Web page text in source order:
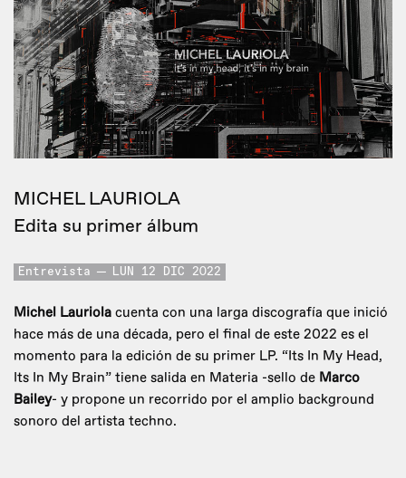
MICHEL LAURIOLA
Edita su primer álbum
Entrevista LUN 12 DIC 2022
Michel Lauriola cuenta con una larga discografía que inició
hace más de una década, pero el final de este 2022 es el
momento para la edición de su primer LP. “Its In My Head,
Its In My Brain” tiene salida en Materia -sello de Marco
Bailey- y propone un recorrido por el amplio background
sonoro del artista techno.